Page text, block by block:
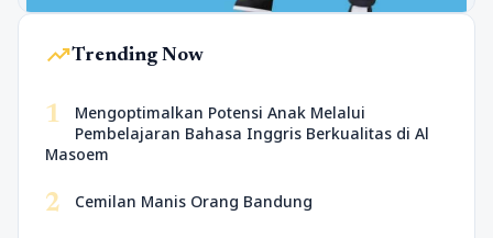
trending_upTrending Now
1
Mengoptimalkan Potensi Anak Melalui
Pembelajaran Bahasa Inggris Berkualitas di Al
Masoem
2 Cemilan Manis Orang Bandung